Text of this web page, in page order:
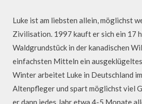
Luke ist am liebsten allein, möglichst
Zivilisation. 1997 kauft er sich ein 17
Waldgrundstück in der kanadischen
einfachsten Mitteln ein
Winter arbeitet Luke in Deutschland
Altenpfleger und spart möglichst viel
er dann jedes Jahr etwa 4-5 Monate